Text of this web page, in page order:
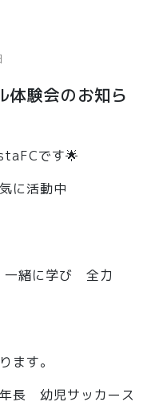
体験会のお知ら
です🌟
に活動中
緒に学び 全力
ます。
長 幼児サッカース